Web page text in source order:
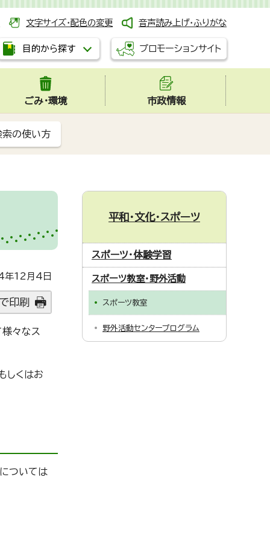
文字サイズ・配色の変更 音声読み上げ・ふりがな
目的から探す プロモーションサイト
ごみ・環境 市政情報
索の使い方
12月4日
印刷
々なス
しくはお
ついては
平和・文化・スポーツ
スポーツ・体験学習
スポーツ教室・野外活動
スポーツ教室
野外活動センタープログラム